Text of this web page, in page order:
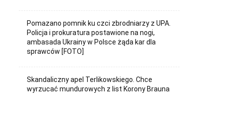
Pomazano pomnik ku czci zbrodniarzy z UPA.
Policja i prokuratura postawione na nogi,
ambasada Ukrainy w Polsce żąda kar dla
sprawców [FOTO]
Skandaliczny apel Terlikowskiego. Chce
wyrzucać mundurowych z list Korony Brauna